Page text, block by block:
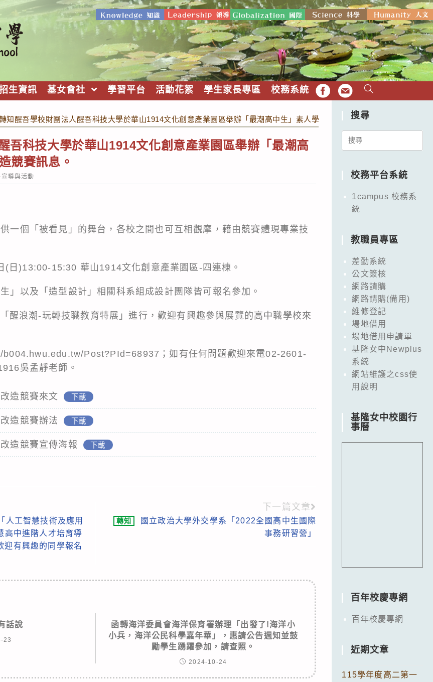
生資訊 基女會社 學習平台 活動花絮 學生家長專區 校務系統 FB EMAIL
知醒吾學校財團法人醒吾科技大學於華山1914文化創意產業園區舉辦「最潮高中生」素人學生實境改造競賽訊息。
吾科技大學於華山1914文化創意產業園區舉辦「最潮高
競賽訊息。
導與活動
一個「被看見」的舞台，各校之間也可互相觀摩，藉由競賽體現專業技
(日)13:00-15:30 華山1914文化創意產業園區-四連棟。
」以及「造型設計」相關科系組成設計團隊皆可報名參加。
醒浪潮-玩轉技職教育特展」進行，歡迎有興趣參與展覽的高中職學校來
b004.hwu.edu.tw/Post?PId=68937；如有任何問題歡迎來電02-2601-
吳孟靜老師。
造競賽來文 下載
造競賽辦法 下載
造競賽宣傳海報 下載
人工智慧技術及應用
高中進階人才培育導
迎有興趣的同學報名
下一篇文章
轉知
國立政治大學外交學系「2022全國高中生國際
事務研習營」
話說
23
函轉海洋委員會海洋保育署辦理「出發了!海洋小
小兵，海洋公民科學嘉年華」，惠請公告週知並鼓
勵學生踴躍參加，請查照。
2024-10-24
搜尋
Search
校務平台系統
1campus 校務系
統
教職員專區
差勤系統
公文簽核
網路請購
網路請購(備用)
維修登記
場地借用
場地借用申請單
基隆女中Newplus
系統
網站維護之css使
用說明
基隆女中校園行
事曆
百年校慶專網
百年校慶專網
近期文章
115學年度高二第一